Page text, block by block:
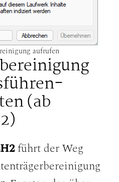
aufrufen
(ab
führt der Weg